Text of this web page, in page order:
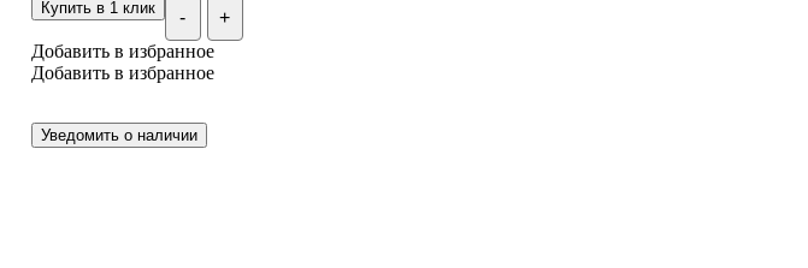
- +
Купить в 1 клик
Добавить в избранное
Добавить в избранное